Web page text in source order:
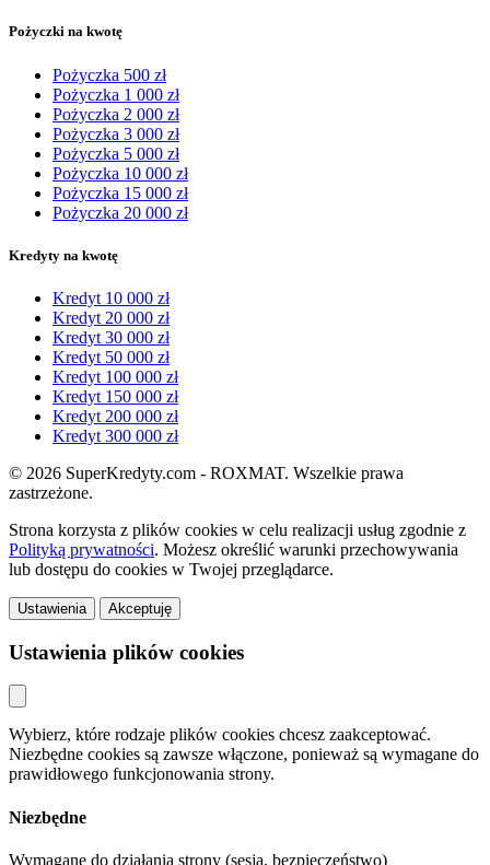
Pożyczki na kwotę
Pożyczka 500 zł
Pożyczka 1 000 zł
Pożyczka 2 000 zł
Pożyczka 3 000 zł
Pożyczka 5 000 zł
Pożyczka 10 000 zł
Pożyczka 15 000 zł
Pożyczka 20 000 zł
Kredyty na kwotę
Kredyt 10 000 zł
Kredyt 20 000 zł
Kredyt 30 000 zł
Kredyt 50 000 zł
Kredyt 100 000 zł
Kredyt 150 000 zł
Kredyt 200 000 zł
Kredyt 300 000 zł
© 2026 SuperKredyty.com - ROXMAT. Wszelkie prawa
zastrzeżone.
Strona korzysta z plików cookies w celu realizacji usług zgodnie z
Polityką prywatności. Możesz określić warunki przechowywania
lub dostępu do cookies w Twojej przeglądarce.
Ustawienia Akceptuję
Ustawienia plików cookies
Wybierz, które rodzaje plików cookies chcesz zaakceptować.
Niezbędne cookies są zawsze włączone, ponieważ są wymagane do
prawidłowego funkcjonowania strony.
Niezbędne
Wymagane do działania strony (sesja, bezpieczeństwo)